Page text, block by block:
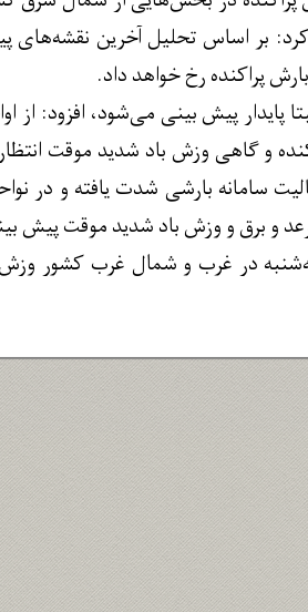
بر اساس تحلیل آخرین نقشه‌های
پراکنده رخ خواهد داد.
پیش بینی می‌شود، افزود: از
و گاهی وزش باد شدید موقت
سامانه بارشی شدت یافته و در
رعد و برق و وزش باد شدید موقت پیش
در غرب و شمال غرب کشور